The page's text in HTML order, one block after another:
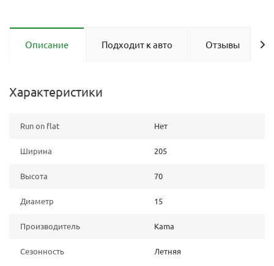
Описание Подходит к авто Отзывы
Характеристики
Run on flat Нет
Ширина 205
Высота 70
Диаметр 15
Производитель Kama
Сезонность Летняя